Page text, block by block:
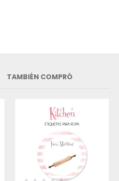
TAMBIÉN COMPRÓ